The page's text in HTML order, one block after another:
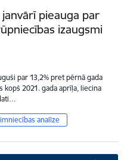
pieauga par
izaugsmi
par 13,2% pret pērnā gada
kopš 2021. gada aprīļa, liecina
analīze